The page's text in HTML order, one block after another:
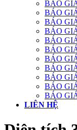
BÁO
BÁO
BÁO
BÁO
BÁO
BÁO
BÁO
BÁO
BÁO
BÁO
BÁO
LIÊN HỆ